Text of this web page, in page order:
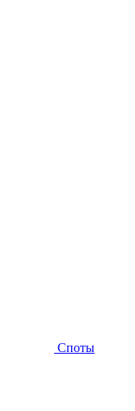
Споты